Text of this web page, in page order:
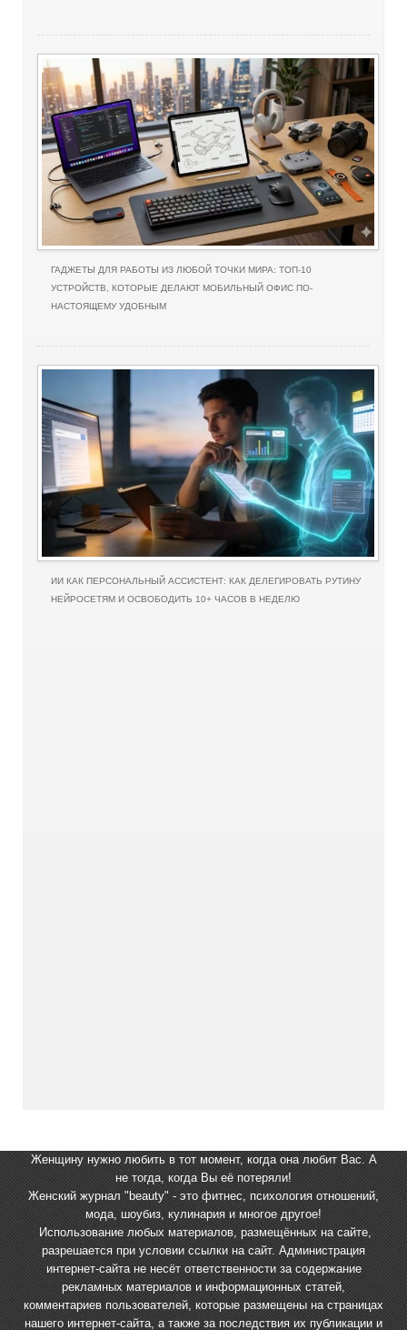
ГАДЖЕТЫ ДЛЯ РАБОТЫ ИЗ ЛЮБОЙ ТОЧКИ МИРА: ТОП-10
УСТРОЙСТВ, КОТОРЫЕ ДЕЛАЮТ МОБИЛЬНЫЙ ОФИС ПО-
НАСТОЯЩЕМУ УДОБНЫМ
ИИ КАК ПЕРСОНАЛЬНЫЙ АССИСТЕНТ: КАК ДЕЛЕГИРОВАТЬ РУТИНУ
НЕЙРОСЕТЯМ И ОСВОБОДИТЬ 10+ ЧАСОВ В НЕДЕЛЮ
Женщину нужно любить в тот момент, когда она любит Вас. А
не тогда, когда Вы её потеряли!
Женский журнал "beauty" - это фитнес, психология отношений,
мода, шоубиз, кулинария и многое другое!
Использование любых материалов, размещённых на сайте,
разрешается при условии ссылки на сайт. Администрация
интернет-сайта не несёт ответственности за содержание
рекламных материалов и информационных статей,
комментариев пользователей, которые размещены на страницах
нашего интернет-сайта, а также за последствия их публикации и